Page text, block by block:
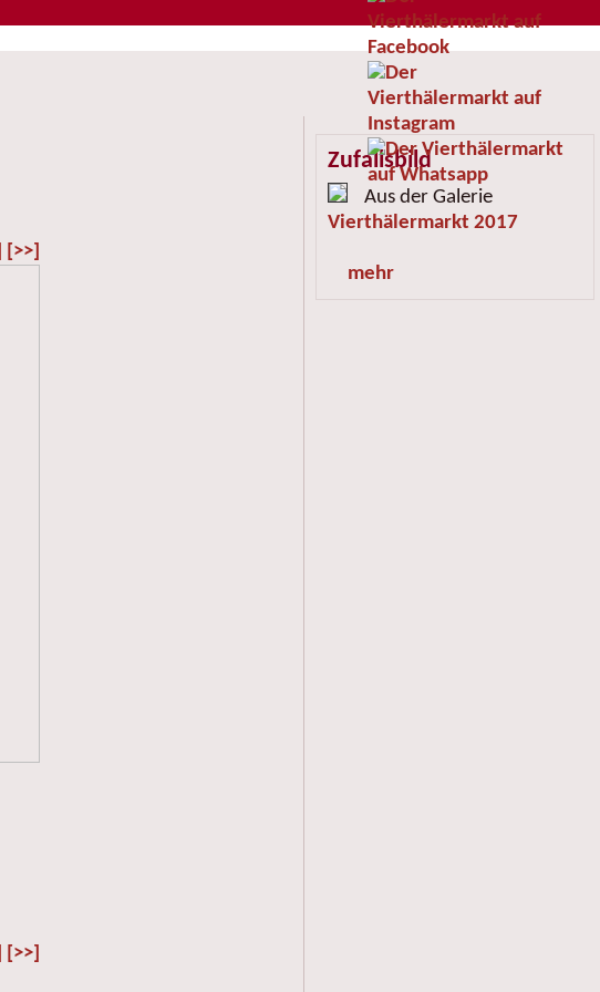
[>>]
[>>]
Zufallsbild
Aus der Galerie
Vierthälermarkt 2017
mehr